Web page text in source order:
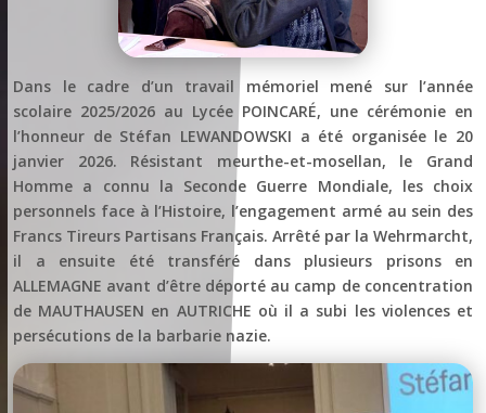
Dans le cadre d’un travail mémoriel mené sur l’année
scolaire 2025/2026 au Lycée POINCARÉ, une cérémonie en
l’honneur de Stéfan LEWANDOWSKI a été organisée le 20
janvier 2026. Résistant meurthe-et-mosellan, le Grand
Homme a connu la Seconde Guerre Mondiale, les choix
personnels face à l’Histoire, l’engagement armé au sein des
Francs Tireurs Partisans Français. Arrêté par la Wehrmarcht,
il a ensuite été transféré dans plusieurs prisons en
ALLEMAGNE avant d’être déporté au camp de concentration
de MAUTHAUSEN en AUTRICHE où il a subi les violences et
persécutions de la barbarie nazie.